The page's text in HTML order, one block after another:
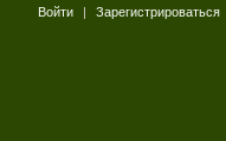
Войти | Зарегистрироваться